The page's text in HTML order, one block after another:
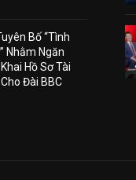
Bố “Tình
Nhằm Ngăn
Hồ Sơ Tài
Đài BBC